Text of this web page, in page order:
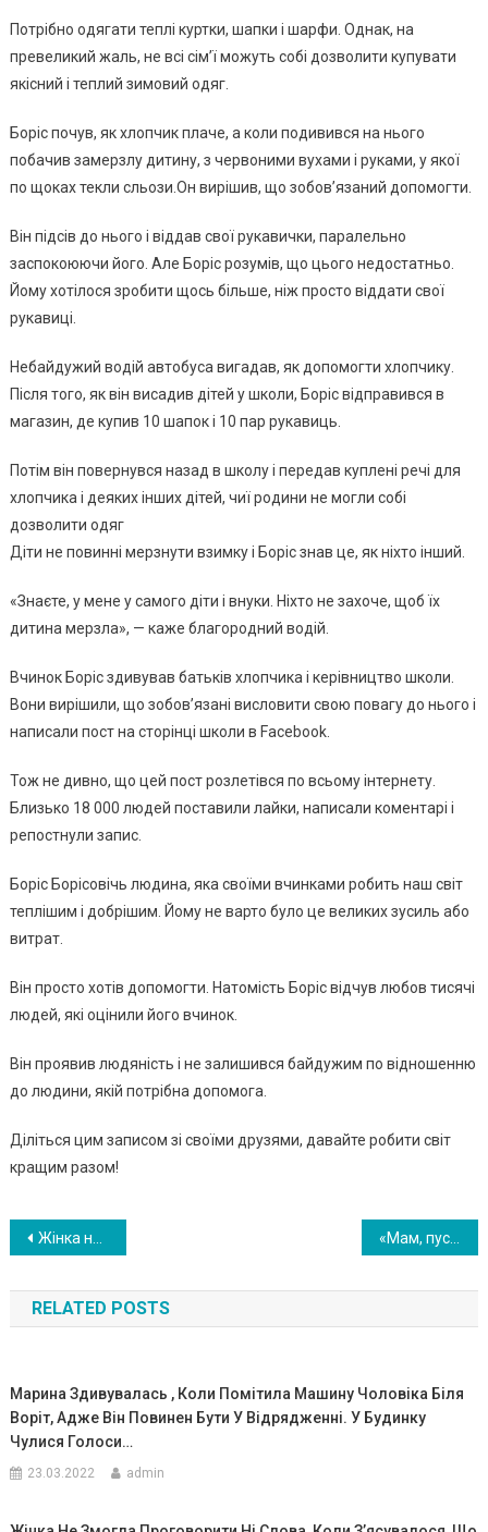
Потрібно одягати теплі куртки, шапки і шарфи. Однак, на
превеликий жаль, не всі сім’ї можуть собі дозволити купувати
якісний і теплий зимовий одяг.
Борiс почув, як хлопчик плаче, а коли подивився на нього
побачив замерзлу дитину, з червоними вухами і руками, у якої
по щоках текли сльози.Он вирішив, що зобов’язаний допомогти.
Він підсів до нього і віддав свої рукавички, паралельно
заспокоюючи його. Але Борiс розумів, що цього недостатньо.
Йому хотілося зробити щось більше, ніж просто віддати свої
рукавиці.
Небайдужий водій автобуса вигадав, як допомогти хлопчику.
Після того, як він висадив дітей у школи, Борiс відправився в
магазин, де купив 10 шапок і 10 пар рукавиць.
Потім він повернувся назад в школу і передав куплені речі для
хлопчика і деяких інших дітей, чиї родини не могли собі
дозволити одяг
Діти не повинні мерзнути взимку і Борiс знав це, як ніхто інший.
«Знаєте, у мене у самого діти і внуки. Ніхто не захоче, щоб їх
дитина мерзла», — каже благородний водій.
Вчинок Борiс здивував батьків хлопчика і керівництво школи.
Вони вирішили, що зобов’язані висловити свою повагу до нього і
написали пост на сторінці школи в Facebook.
Тож не дивно, що цей пост розлетівся по всьому інтернету.
Близько 18 000 людей поставили лайки, написали коментарі і
репостнули запис.
Борiс Борiсовiчь людина, яка своїми вчинками робить наш світ
теплішим і добрішим. Йому не варто було це великих зусиль або
витрат.
Він просто хотів допомогти. Натомість Борiс відчув любов тисячі
людей, які оцінили його вчинок.
Він проявив людяність і не залишився байдужим по відношенню
до людини, якій потрібна допомога.
Діліться цим записом зі своїми друзями, давайте робити світ
кращим разом!
Навигация
по
записям
Жінка нар одила трійнят, лікар 3ав меp коли побачив їх і сказав що աан си були 1 до 200 міл ьйонів. ВIДЕО «Мам, пусти, ми вже замерзли» Йшла додому, побачила як сусідські діти колотять у двері i…ФОТО
RELATED POSTS
Марина Здивyвалась , Коли Помітила Машину Чоловіка Біля
Воріт, Адже Він Повинен Бути У Відрядженні. У Будинку
Чулися Голоси…
23.03.2022 admin